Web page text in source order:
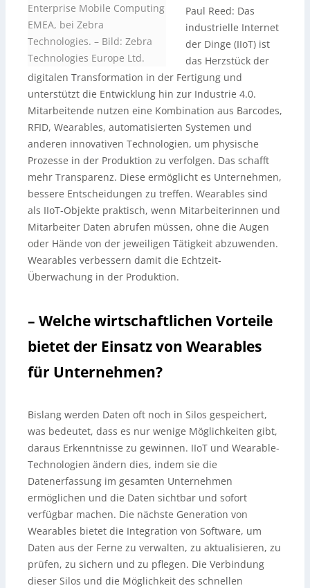
Enterprise Mobile Computing
EMEA, bei Zebra
Technologies. – Bild: Zebra
Technologies Europe Ltd.
Paul Reed: Das
industrielle Internet
der Dinge (IIoT) ist
das Herzstück der
digitalen Transformation in der Fertigung und
unterstützt die Entwicklung hin zur Industrie 4.0.
Mitarbeitende nutzen eine Kombination aus Barcodes,
RFID, Wearables, automatisierten Systemen und
anderen innovativen Technologien, um physische
Prozesse in der Produktion zu verfolgen. Das schafft
mehr Transparenz. Diese ermöglicht es Unternehmen,
bessere Entscheidungen zu treffen. Wearables sind
als IIoT-Objekte praktisch, wenn Mitarbeiterinnen und
Mitarbeiter Daten abrufen müssen, ohne die Augen
oder Hände von der jeweiligen Tätigkeit abzuwenden.
Wearables verbessern damit die Echtzeit-
Überwachung in der Produktion.
– Welche wirtschaftlichen Vorteile
bietet der Einsatz von Wearables
für Unternehmen?
Bislang werden Daten oft noch in Silos gespeichert,
was bedeutet, dass es nur wenige Möglichkeiten gibt,
daraus Erkenntnisse zu gewinnen. IIoT und Wearable-
Technologien ändern dies, indem sie die
Datenerfassung im gesamten Unternehmen
ermöglichen und die Daten sichtbar und sofort
verfügbar machen. Die nächste Generation von
Wearables bietet die Integration von Software, um
Daten aus der Ferne zu verwalten, zu aktualisieren, zu
prüfen, zu sichern und zu pflegen. Die Verbindung
dieser Silos und die Möglichkeit des schnellen